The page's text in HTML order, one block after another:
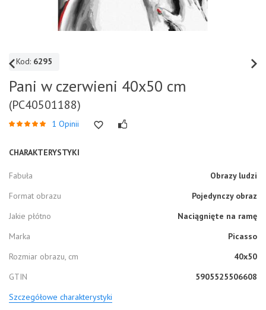
Kod: 6295
Pani w czerwieni 40x50 cm
(PC40501188)
1 Opinii
CHARAKTERYSTYKI
Fabuła
Obrazy ludzi
Format obrazu
Pojedynczy obraz
Jakie płótno
Naciągnięte na ramę
Marka
Picasso
Rozmiar obrazu, cm
40x50
GTIN
5905525506608
Szczegółowe charakterystyki